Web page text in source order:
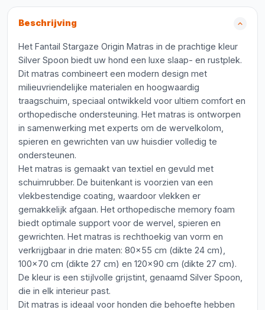
Beschrijving
Het Fantail Stargaze Origin Matras in de prachtige kleur
Silver Spoon biedt uw hond een luxe slaap- en rustplek.
Dit matras combineert een modern design met
milieuvriendelijke materialen en hoogwaardig
traagschuim, speciaal ontwikkeld voor ultiem comfort en
orthopedische ondersteuning. Het matras is ontworpen
in samenwerking met experts om de wervelkolom,
spieren en gewrichten van uw huisdier volledig te
ondersteunen.
Het matras is gemaakt van textiel en gevuld met
schuimrubber. De buitenkant is voorzien van een
vlekbestendige coating, waardoor vlekken er
gemakkelijk afgaan. Het orthopedische memory foam
biedt optimale support voor de wervel, spieren en
gewrichten. Het matras is rechthoekig van vorm en
verkrijgbaar in drie maten: 80x55 cm (dikte 24 cm),
100x70 cm (dikte 27 cm) en 120x90 cm (dikte 27 cm).
De kleur is een stijlvolle grijstint, genaamd Silver Spoon,
die in elk interieur past.
Dit matras is ideaal voor honden die behoefte hebben